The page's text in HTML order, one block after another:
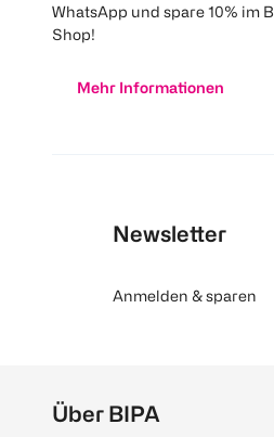
WhatsApp und spare 10% im
Shop!
Mehr Informationen
Newsletter
Anmelden & sparen
Über BIPA